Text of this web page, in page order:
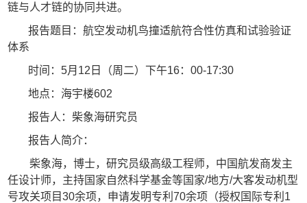
链与人才链的协同共进。
报告题目：航空发动机鸟撞适航符合性仿真和试验验证
体系
时间： 5月 12 日（周二）下午16： 00-17:30
地点：海宇楼602
报告人：柴象海研究员
报告人简介：
柴象海，博士，研究员级高级工程师，中国航发商发主
任设计师，主持国家自然科学基金等国家/地方/大客发动机型
号攻关项目30余项，申请发明专利70余项（授权国际专利 1